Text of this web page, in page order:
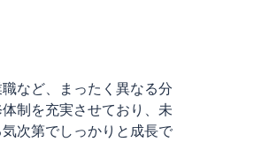
など、まったく異なる分
制を充実させており、未
次第でしっかりと成長で